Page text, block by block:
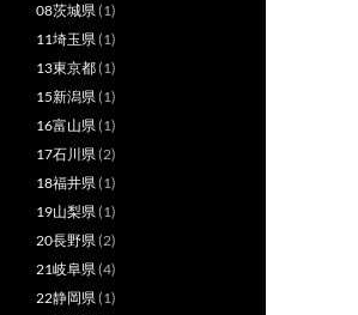
08茨城県(1)
11埼玉県(1)
13東京都(1)
15新潟県(1)
16富山県(1)
17石川県(2)
18福井県(1)
19山梨県(1)
20長野県(2)
21岐阜県(4)
22静岡県(1)